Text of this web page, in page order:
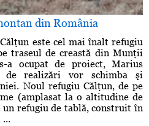
din România
este cel mai înalt refugiu
traseul de creastă din Munţii
a ocupat de proiect, Marius
de realizări vor schimba şi
Noul refugiu Călţun, de pe
(amplasat la o altitudine de
refugiu de tablă, construit în
...